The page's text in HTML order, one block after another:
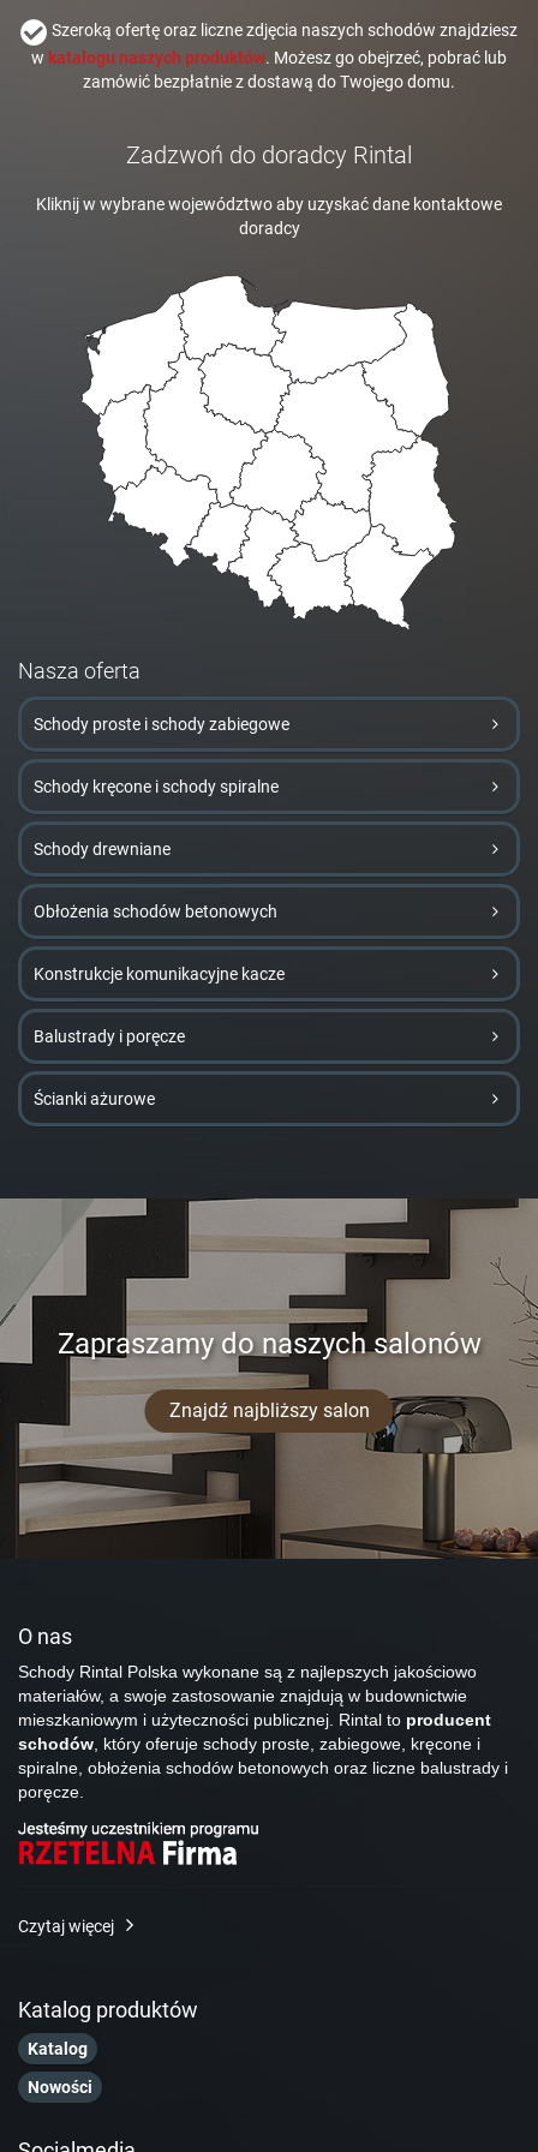
Szeroką ofertę oraz liczne zdjęcia naszych schodów znajdziesz
w katalogu naszych produktów. Możesz go obejrzeć, pobrać lub
zamówić bezpłatnie z dostawą do Twojego domu.
Zadzwoń do doradcy Rintal
Kliknij w wybrane województwo aby uzyskać dane kontaktowe
doradcy
Nasza oferta
Schody proste i schody zabiegowe
Schody kręcone i schody spiralne
Schody drewniane
Obłożenia schodów betonowych
Konstrukcje komunikacyjne kacze
Balustrady i poręcze
Ścianki ażurowe
Zapraszamy do naszych salonów
Znajdź najbliższy salon
O nas
Schody Rintal Polska wykonane są z najlepszych jakościowo
materiałów, a swoje zastosowanie znajdują w budownictwie
mieszkaniowym i użyteczności publicznej. Rintal to producent
schodów, który oferuje schody proste, zabiegowe, kręcone i
spiralne, obłożenia schodów betonowych oraz liczne balustrady i
poręcze.
Czytaj więcej
Katalog produktów
Katalog
Nowości